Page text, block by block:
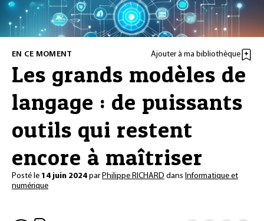
EN CE MOMENT Ajouter à ma bibliothèque
Les grands modèles de
langage : de puissants
outils qui restent
encore à maîtriser
Posté le 14 juin 2024 parPhilippe RICHARD dans Informatique et
numérique